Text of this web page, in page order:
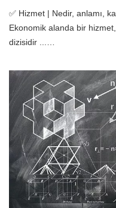
✅ Hizmet | Nedir, anlamı,
Ekonomik alanda bir
dizisidir ...…